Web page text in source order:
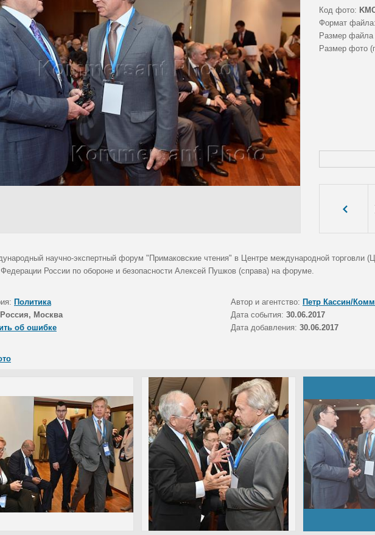
Код фото:
Формат файла:
Размер файла
Размер фото
научно-экспертный форум "Примаковские чтения" в Центре международной торговли
России по обороне и безопасности Алексей Пушков (справа) на форуме.
Политика Автор и агентство: Петр Кассин/
Россия, Москва Дата события: 30.06.2017
об ошибке
Дата добавления: 30.06.2017